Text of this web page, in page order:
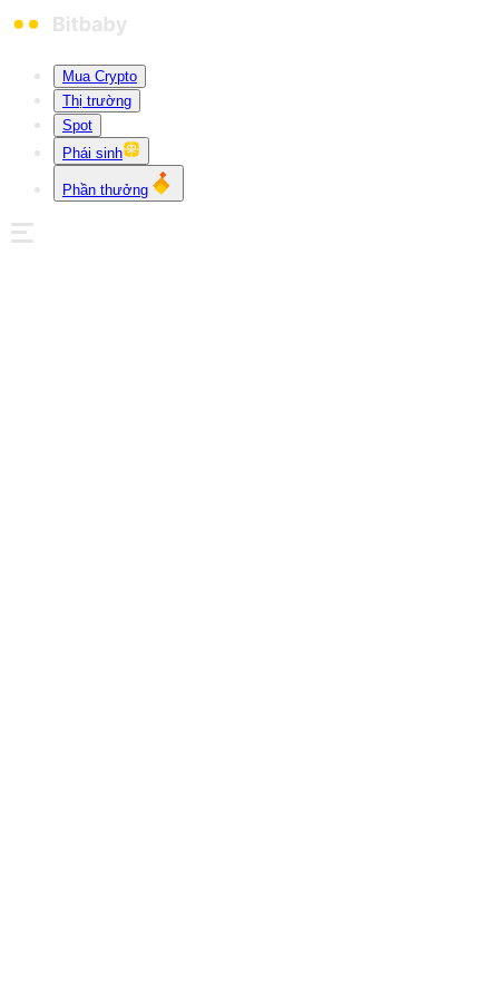
Mua Crypto
Thị trường
Spot
Phái sinh
Phần thưởng